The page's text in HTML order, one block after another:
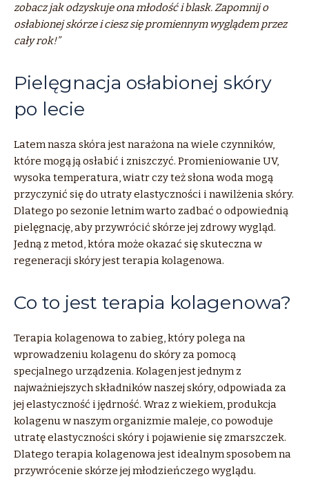
zobacz jak odzyskuje ona młodość i blask. Zapomnij o
osłabionej skórze i ciesz się promiennym wyglądem przez
cały rok!”
Pielęgnacja osłabionej skóry
po lecie
Latem nasza skóra jest narażona na wiele czynników,
które mogą ją osłabić i zniszczyć. Promieniowanie UV,
wysoka temperatura, wiatr czy też słona woda mogą
przyczynić się do utraty elastyczności i nawilżenia skóry.
Dlatego po sezonie letnim warto zadbać o odpowiednią
pielęgnację, aby przywrócić skórze jej zdrowy wygląd.
Jedną z metod, która może okazać się skuteczna w
regeneracji skóry jest terapia kolagenowa.
Co to jest terapia kolagenowa?
Terapia kolagenowa to zabieg, który polega na
wprowadzeniu kolagenu do skóry za pomocą
specjalnego urządzenia. Kolagen jest jednym z
najważniejszych składników naszej skóry, odpowiada za
jej elastyczność i jędrność. Wraz z wiekiem, produkcja
kolagenu w naszym organizmie maleje, co powoduje
utratę elastyczności skóry i pojawienie się zmarszczek.
Dlatego terapia kolagenowa jest idealnym sposobem na
przywrócenie skórze jej młodzieńczego wyglądu.